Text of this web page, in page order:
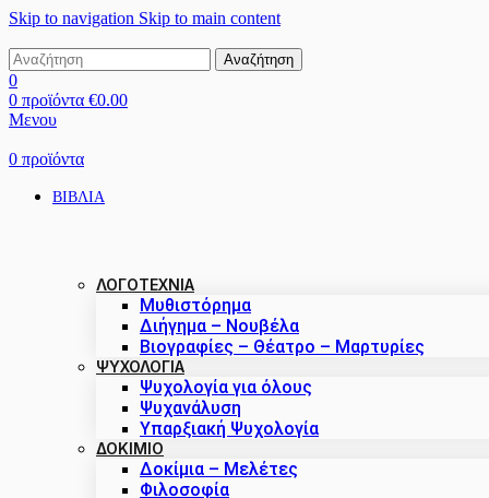
Skip to navigation Skip to main content
Αναζήτηση
0
0 προϊόντα €0.00
Μενου
0 προϊόντα
ΒΙΒΛΙΑ
ΛΟΓΟΤΕΧΝΙΑ
Μυθιστόρημα
Διήγημα – Νουβέλα
Βιογραφίες – Θέατρο – Μαρτυρίες
ΨΥΧΟΛΟΓΙΑ
Ψυχολογία για όλους
Ψυχανάλυση
Υπαρξιακή Ψυχολογία
ΔΟΚΊΜΙΟ
Δοκίμια – Μελέτες
Φιλοσοφία